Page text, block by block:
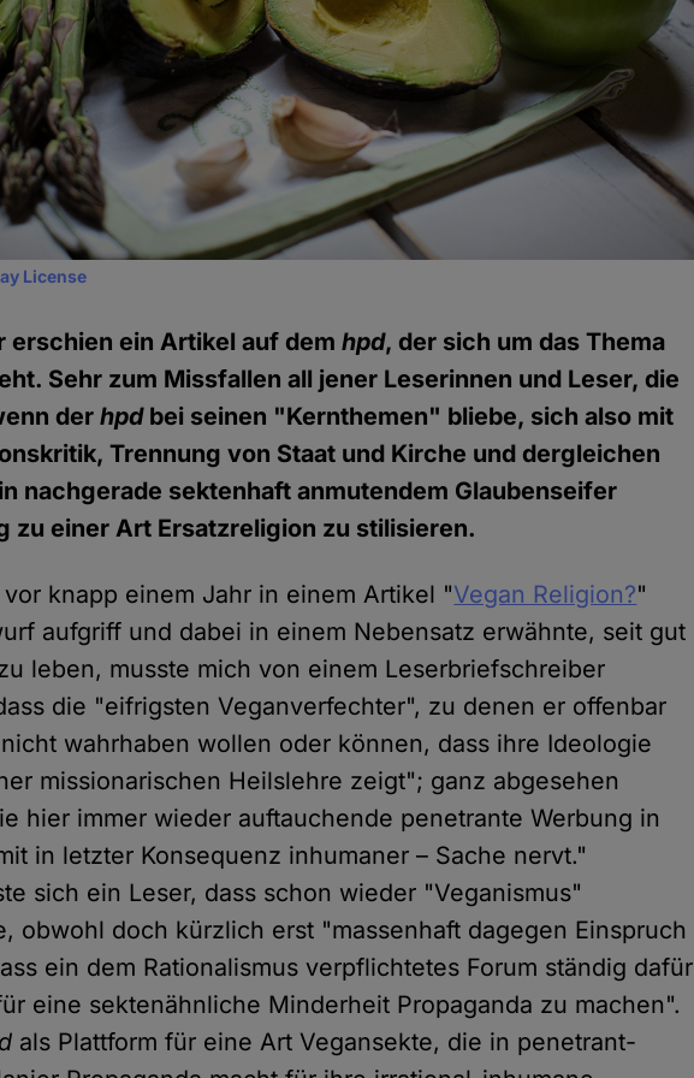
License
erschien ein Artikel auf demhpd, der sich um das Thema
Sehr zum Missfallen all jener Leserinnen und Leser, die
derhpdbei seinen "Kernthemen" bliebe, sich also mit
Trennung von Staat und Kirche und dergleichen
nachgerade sektenhaft anmutendem Glaubenseifer
zu einer Art Ersatzreligion zu stilisieren.
knapp einem Jahr in einem Artikel "Vegan Religion?"
aufgriff und dabei in einem Nebensatz erwähnte, seit gut
leben, musste mich von einem Leserbriefschreiber
die "eifrigsten Veganverfechter", zu denen er offenbar
wahrhaben wollen oder können, dass ihre Ideologie
missionarischen Heilslehre zeigt"; ganz abgesehen
hier immer wieder auftauchende penetrante Werbung in
in letzter Konsequenz inhumaner – Sache nervt."
sich ein Leser, dass schon wieder "Veganismus"
obwohl doch kürzlich erst "massenhaft dagegen Einspruch
ein dem Rationalismus verpflichtetes Forum ständig dafür
eine sektenähnliche Minderheit Propaganda zu machen".
als Plattform für eine Art Vegansekte, die in penetrant-